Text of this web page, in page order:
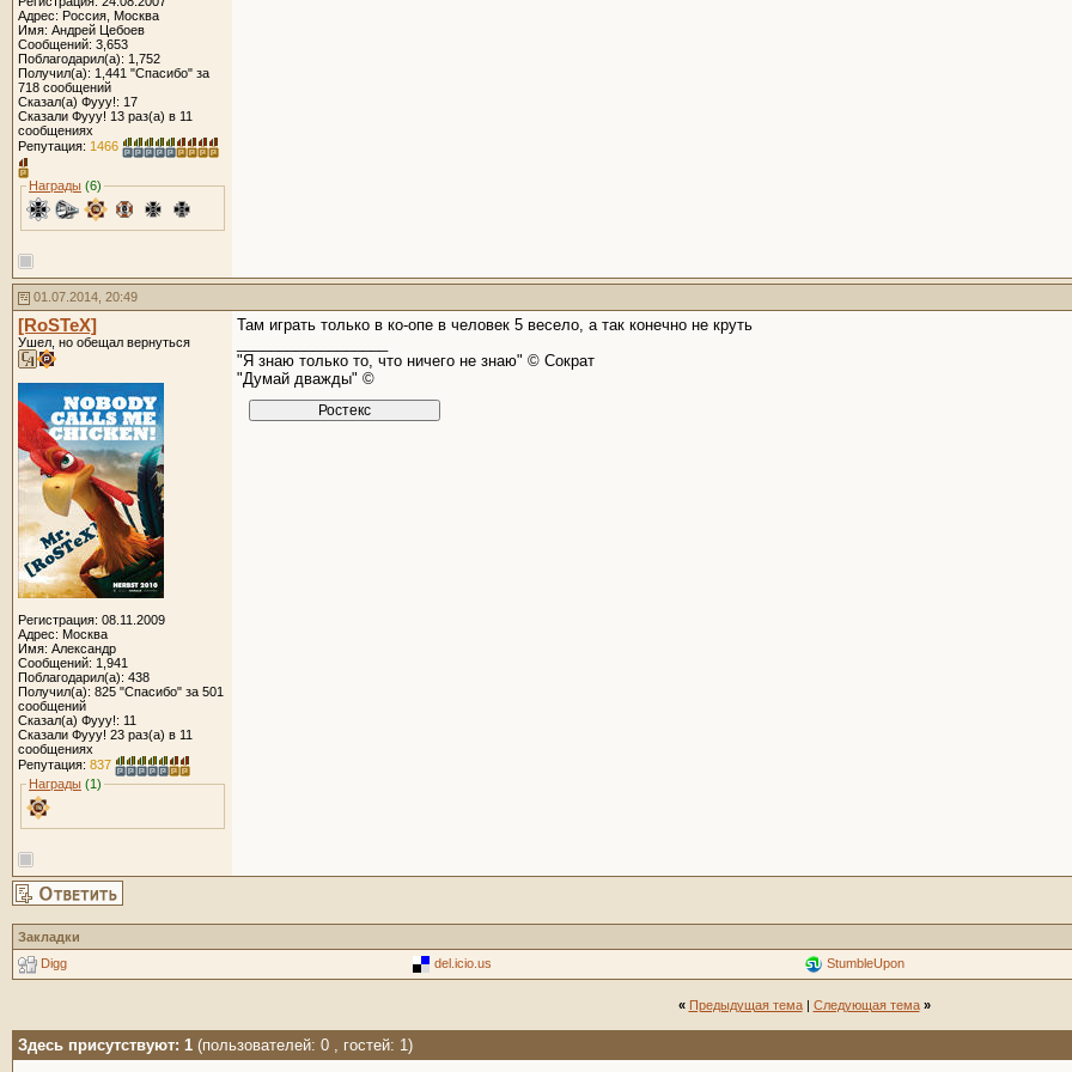
Адрес: Россия, Москва
Имя: Андрей Цебоев
Сообщений: 3,653
Поблагодарил(а): 1,752
Получил(а): 1,441 "Спасибо" за
718 сообщений
Сказал(а) Фууу!: 17
Сказали Фууу! 13 раз(а) в 11
сообщениях
Репутация: 1466
Награды (6)
01.07.2014, 20:49
[RoSTeX]
Ушел, но обещал вернуться
Регистрация: 08.11.2009
Адрес: Москва
Имя: Александр
Сообщений: 1,941
Поблагодарил(а): 438
Получил(а): 825 "Спасибо" за 501
сообщений
Сказал(а) Фууу!: 11
Сказали Фууу! 23 раз(а) в 11
сообщениях
Репутация: 837
Награды (1)
Там играть только в ко-опе в человек 5 весело, а так конечно не круть
"Я знаю только то, что ничего не знаю" © Сократ
"Думай дважды" ©
Закладки
Digg
del.icio.us StumbleUpon
« Предыдущая тема| Следующая тема »
Здесь присутствуют: 1 (пользователей: 0 , гостей: 1)